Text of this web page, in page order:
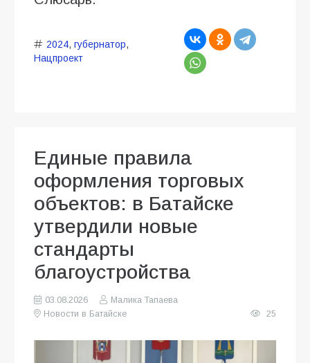
2024, губернатор,
Нацпроект
Единые правила
оформления торговых
объектов: в Батайске
утвердили новые
стандарты
благоустройства
03.08.2026
Малика Тапаева
Новости в Батайске
25